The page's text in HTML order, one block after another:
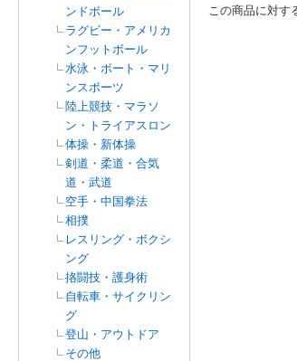
ンドボール
ラグビー・アメリカ
ンフットボール
水泳・ボート・マリ
ンスポーツ
陸上競技・マラソ
ン・トライアスロン
体操・新体操
剣道・柔道・合気
道・武道
空手・中国拳法
相撲
レスリング・ボクシ
ング
挌闘技・護身術
自転車・サイクリン
グ
登山・アウトドア
その他
この商品に対す